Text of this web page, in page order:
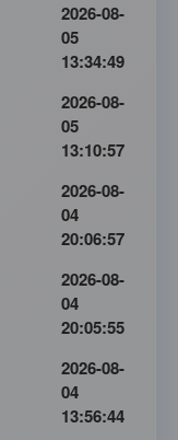
2026-08-
05
13:34:49
2026-08-
05
13:10:57
2026-08-
04
20:06:57
2026-08-
04
20:05:55
2026-08-
04
13:56:44